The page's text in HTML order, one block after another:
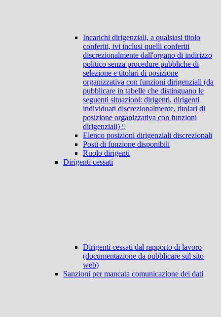
Incarichi dirigenziali, a qualsiasi titolo
conferiti, ivi inclusi quelli conferiti
discrezionalmente dall'organo di indirizzo
politico senza procedure pubbliche di
selezione e titolari di posizione
organizzativa con funzioni dirigenziali (da
pubblicare in tabelle che distinguano le
seguenti situazioni: dirigenti, dirigenti
individuati discrezionalmente, titolari di
posizione organizzativa con funzioni
dirigenziali) 9
Elenco posizioni dirigenziali discrezionali
Posti di funzione disponibili
Ruolo dirigenti
Dirigenti cessati
Dirigenti cessati dal rapporto di lavoro
(documentazione da pubblicare sul sito
web)
Sanzioni per mancata comunicazione dei dati